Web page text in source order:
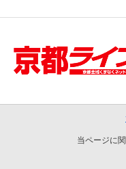
当ページに